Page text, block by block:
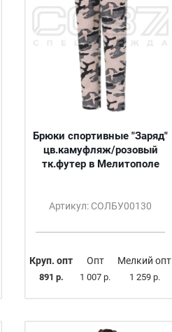
Брюки спортивные "Заряд"
цв.камуфляж/розовый
тк.футер в Мелитополе
Артикул: СОЛБУ00130
Круп. опт
891 р.
Опт
1 007 р.
Мелкий опт
1 259 р.